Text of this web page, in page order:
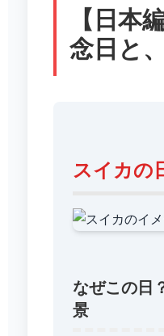
【日本
念日と
スイカの
なぜこの日
景